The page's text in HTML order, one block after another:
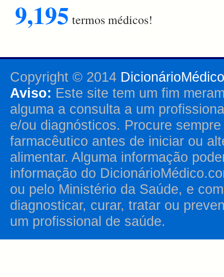
9,195 termos médicos!
Copyright © 2014
Aviso: Este site tem um fim
alguma a consulta a um
e/ou diagnósticos. Procure
farmacêutico antes de iniciar ou
alimentar. Alguma informação
informação do
ou pelo Ministério da Saúde, e
diagnosticar, curar, tratar ou
um profissional de saúde.